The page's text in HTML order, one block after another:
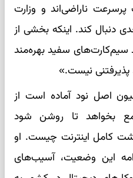
پرسرعت ناراضی‌اند و وزارت
دنبال کند. اینکه بخشی از
سیم‌کارت‌های سفید بهره‌مند
پذیرفتنی نیست.»
اصل نود آماده است از
بخواهد تا روشن شود
کامل اینترنت چیست. او
این وضعیت، آسیب‌های